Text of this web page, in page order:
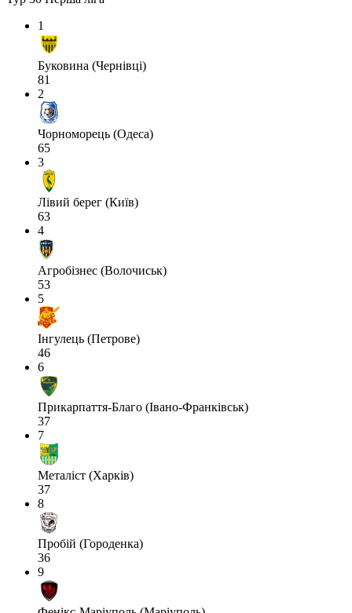
1
Буковина (Чернівці)
81
2
Чорноморець (Одеса)
65
3
Лівий берег (Київ)
63
4
Агробізнес (Волочиськ)
53
5
Інгулець (Петрове)
46
6
Прикарпаття-Благо (Івано-Франківськ)
37
7
Металіст (Харків)
37
8
Пробій (Городенка)
36
9